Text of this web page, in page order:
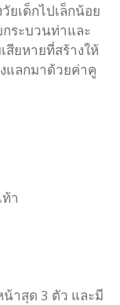
ยเด็กไปเล็กน้อย
ระบวนท่าและ
ยหายที่สร้างให้
แลกมาด้วยค่าคู
า
าสุด 3 ตัว และมี